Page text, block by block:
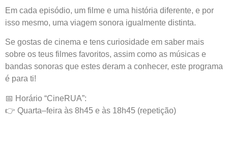
Em cada episódio, um filme e uma história diferente, e por
isso mesmo, uma viagem sonora igualmente distinta.
Se gostas de cinema e tens curiosidade em saber mais
sobre os teus filmes favoritos, assim como as músicas e
bandas sonoras que estes deram a conhecer, este programa
é para ti!
📅 Horário “CineRUA”:
👉 Quarta–feira às 8h45 e às 18h45 (repetição)